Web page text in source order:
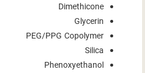
Dimethicone
Glycerin
PEG/PPG Copolymer
Silica
Phenoxyethanol